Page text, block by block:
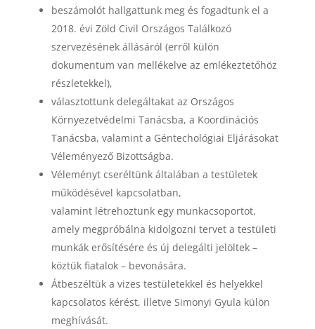
beszámolót hallgattunk meg és fogadtunk el a
2018. évi Zöld Civil Országos Találkozó
szervezésének állásáról (erről külön
dokumentum van mellékelve az emlékeztetőhöz
részletekkel),
választottunk delegáltakat az Országos
Környezetvédelmi Tanácsba, a Koordinációs
Tanácsba, valamint a Géntechológiai Eljárásokat
Véleményező Bizottságba.
Véleményt cseréltünk általában a testületek
működésével kapcsolatban,
valamint létrehoztunk egy munkacsoportot,
amely megpróbálna kidolgozni tervet a testületi
munkák erősítésére és új delegálti jelöltek –
köztük fiatalok – bevonására.
Átbeszéltük a vizes testületekkel és helyekkel
kapcsolatos kérést, illetve Simonyi Gyula külön
meghívását.